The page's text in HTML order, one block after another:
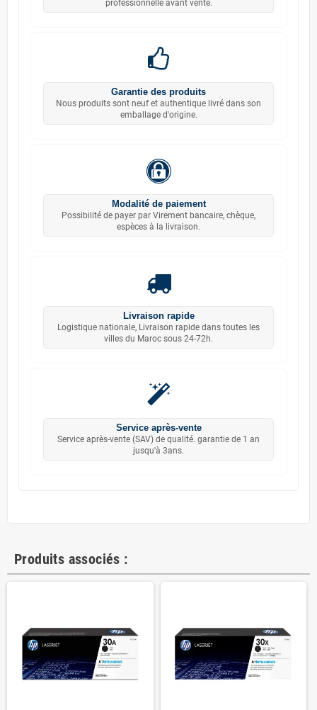
professionnelle avant vente.
Garantie des produits
Nous produits sont neuf et authentique livré dans son
emballage d'origine.
Modalité de paiement
Possibilité de payer par Virement bancaire, chèque,
espèces à la livraison.
Livraison rapide
Logistique nationale, Livraison rapide dans toutes les
villes du Maroc sous 24-72h.
Service après-vente
Service après-vente (SAV) de qualité. garantie de 1 an
jusqu'à 3ans.
Produits associés :